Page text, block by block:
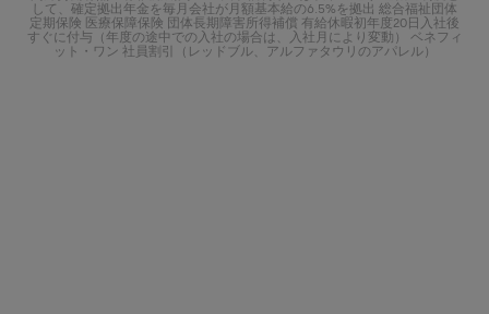
して、確定拠出年金を毎月会社が月額基本給の6.5%を拠出 総合福祉団体
定期保険 医療保障保険 団体長期障害所得補償 有給休暇初年度20日入社後
すぐに付与（年度の途中での入社の場合は、入社月により変動） ベネフィ
ット・ワン 社員割引（レッドブル、アルファタウリのアパレル）